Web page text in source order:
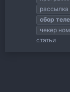
сбор
чекер
статьи